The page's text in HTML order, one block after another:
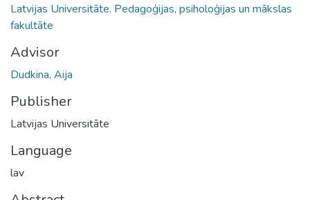
Latvijas Universitāte. Pedagoģijas, psiholoģijas un mākslas
fakultāte
Advisor
Dudkina, Aija
Publisher
Latvijas Universitāte
Language
lav